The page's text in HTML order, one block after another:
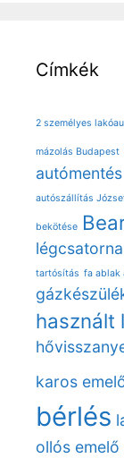
Címkék
2 személyes
mázolás Budapest
autószállítás
bekötése
légcsatorna
tartósítás fa ablak
használt
karos
bérlés
ollós emelő